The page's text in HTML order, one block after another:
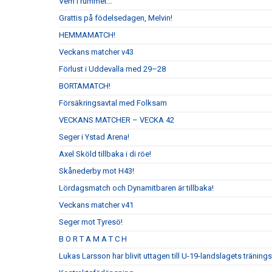
Grattis på födelsedagen, Melvin!
HEMMAMATCH!
Veckans matcher v43
Förlust i Uddevalla med 29–28
BORTAMATCH!
Försäkringsavtal med Folksam
VECKANS MATCHER – VECKA 42
Seger i Ystad Arena!
Axel Sköld tillbaka i di röe!
Skånederby mot H43!
Lördagsmatch och Dynamitbaren är tillbaka!
Veckans matcher v41
Seger mot Tyresö!
B O R T A M A T C H
Lukas Larsson har blivit uttagen till U-19-landslagets